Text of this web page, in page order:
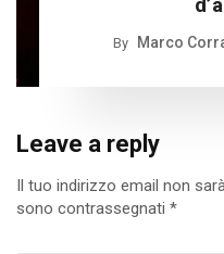
By Marco
Leave a reply
Il tuo indirizzo email non
sono contrassegnati *